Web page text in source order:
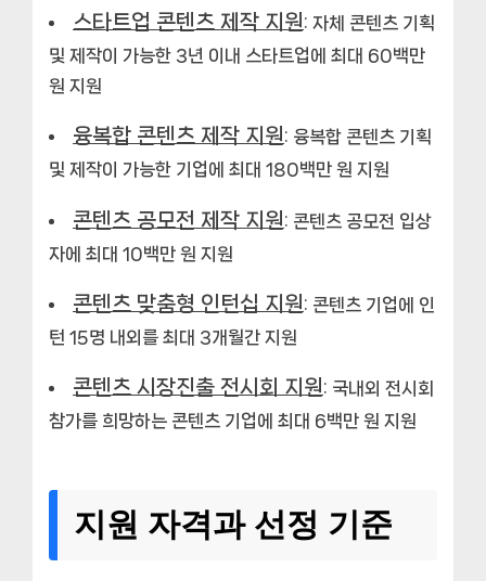
스타트업 콘텐츠 제작 지원: 자체 콘텐츠 기획
및 제작이 가능한 3년 이내 스타트업에 최대 60백만
원 지원
융복합 콘텐츠 제작 지원: 융복합 콘텐츠 기획
및 제작이 가능한 기업에 최대 180백만 원 지원
콘텐츠 공모전 제작 지원: 콘텐츠 공모전 입상
자에 최대 10백만 원 지원
콘텐츠 맞춤형 인턴십 지원: 콘텐츠 기업에 인
턴 15명 내외를 최대 3개월간 지원
콘텐츠 시장진출 전시회 지원: 국내외 전시회
참가를 희망하는 콘텐츠 기업에 최대 6백만 원 지원
지원 자격과 선정 기준